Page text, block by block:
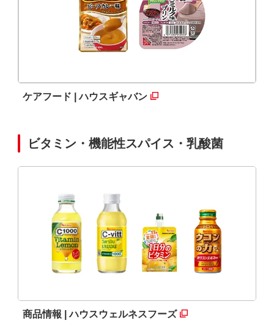
ケアフード | ハウスギャバン
ビタミン・機能性スパイス・乳酸菌
商品情報 | ハウスウェルネスフーズ